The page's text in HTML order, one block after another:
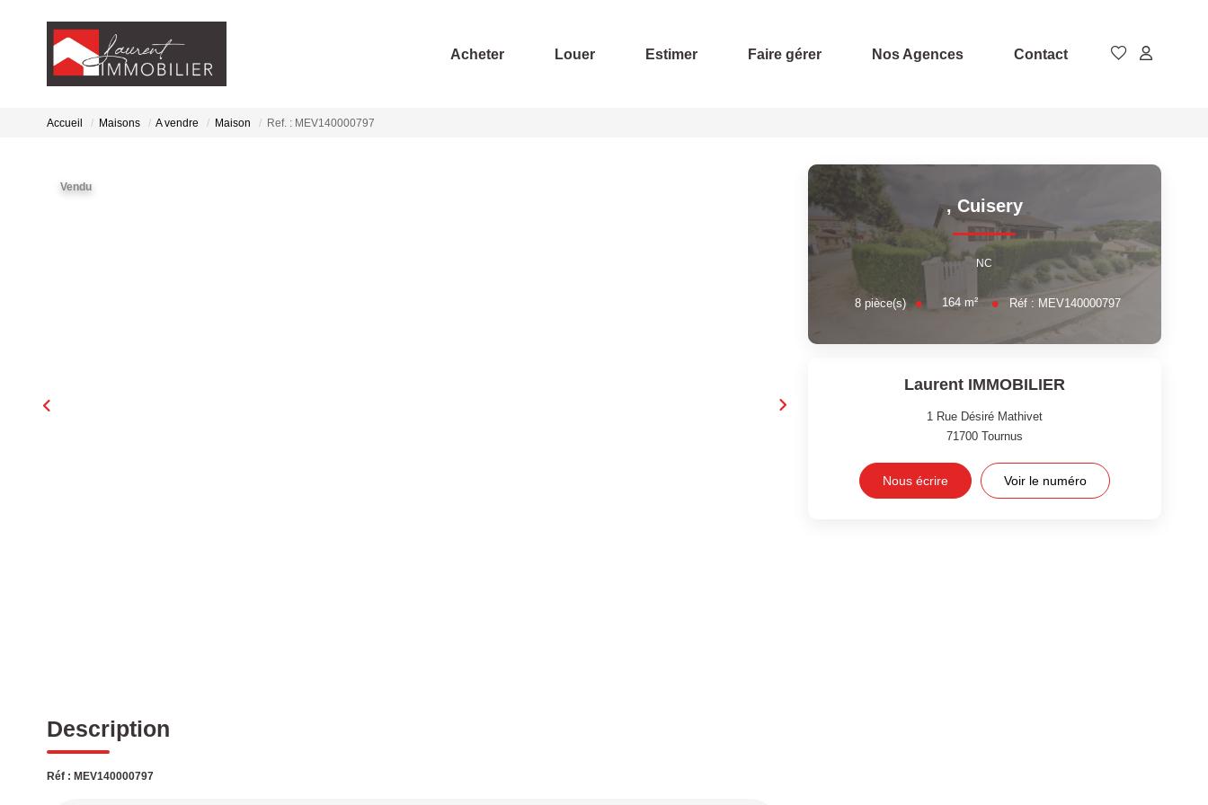
Acheter Louer Estimer Faire gérer Nos Agences Contact
Accueil Maisons A vendre Maison Ref. : MEV140000797
Vendu
Description
Réf : MEV140000797
, Cuisery
NC
8pièce(s) 164 m² Réf : MEV140000797
Laurent IMMOBILIER
1 Rue Désiré Mathivet
71700 Tournus
Nous écrire Voir le numéro